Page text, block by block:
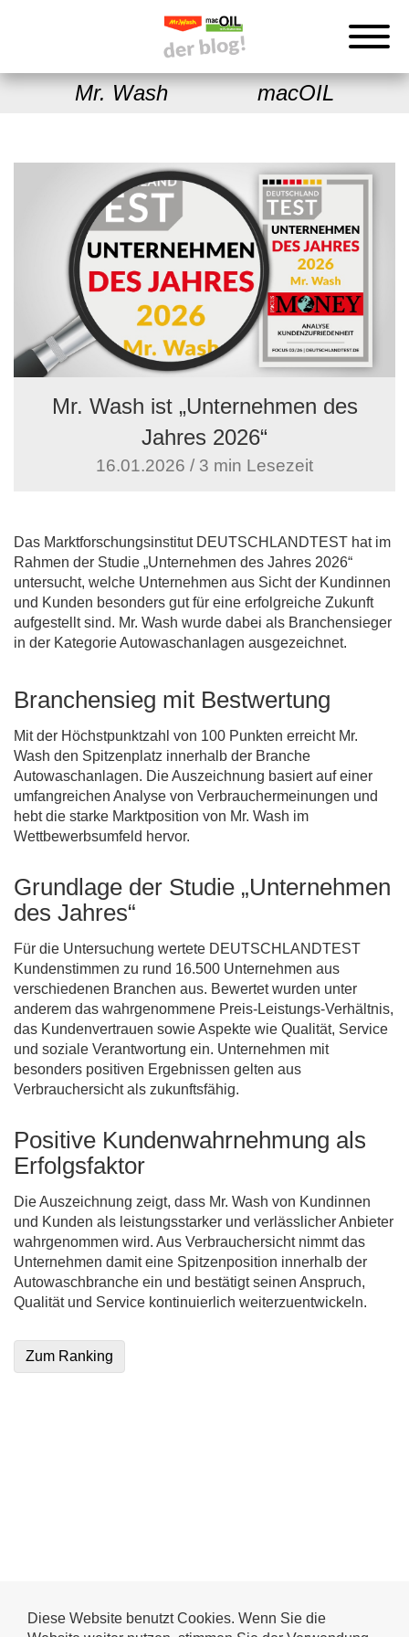
Mr. Wash macOIL
Mr. Wash ist „Unternehmen des
Jahres 2026“
16.01.2026 / 3 min Lesezeit
Das Marktforschungsinstitut DEUTSCHLANDTEST hat im
Rahmen der Studie „Unternehmen des Jahres 2026“
untersucht, welche Unternehmen aus Sicht der Kundinnen
und Kunden besonders gut für eine erfolgreiche Zukunft
aufgestellt sind. Mr. Wash wurde dabei als Branchensieger
in der Kategorie Autowaschanlagen ausgezeichnet.
Branchensieg mit Bestwertung
Mit der Höchstpunktzahl von 100 Punkten erreicht Mr.
Wash den Spitzenplatz innerhalb der Branche
Autowaschanlagen. Die Auszeichnung basiert auf einer
umfangreichen Analyse von Verbrauchermeinungen und
hebt die starke Marktposition von Mr. Wash im
Wettbewerbsumfeld hervor.
Grundlage der Studie „Unternehmen
des Jahres“
Für die Untersuchung wertete DEUTSCHLANDTEST
Kundenstimmen zu rund 16.500 Unternehmen aus
verschiedenen Branchen aus. Bewertet wurden unter
anderem das wahrgenommene Preis-Leistungs-Verhältnis,
das Kundenvertrauen sowie Aspekte wie Qualität, Service
und soziale Verantwortung ein. Unternehmen mit
besonders positiven Ergebnissen gelten aus
Verbrauchersicht als zukunftsfähig.
Positive Kundenwahrnehmung als
Erfolgsfaktor
Die Auszeichnung zeigt, dass Mr. Wash von Kundinnen
und Kunden als leistungsstarker und verlässlicher Anbieter
wahrgenommen wird. Aus Verbrauchersicht nimmt das
Unternehmen damit eine Spitzenposition innerhalb der
Autowaschbranche ein und bestätigt seinen Anspruch,
Qualität und Service kontinuierlich weiterzuentwickeln.
Zum Ranking
Diese Website benutzt Cookies. Wenn Sie die